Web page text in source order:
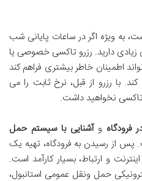
به ویژه اگر در ساعات پایانی شب
زیادی دارید. رزرو تاکسی خصوصی یا
اطمینان خاطر بیشتری فراهم کند
با رزرو از قبل، نرخ ثابت را می
تاکسی نخواهید داشت.
فرودگاه وآشنایی با سیستم حمل
پس از رسیدن به فرودگاه، تهیه یک
و ارتباط، بسیار کارآمد است.
حمل ونقل عمومی استانبول،